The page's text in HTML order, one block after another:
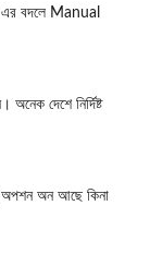
বদলে Manual
দেশে নির্দিষ্ট
অপশন অন আছে কিনা